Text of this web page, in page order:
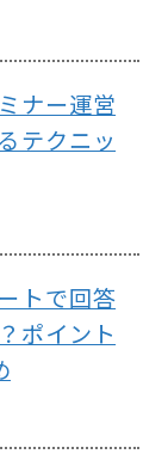
ナー運営
テクニッ
トで回答
ポイント